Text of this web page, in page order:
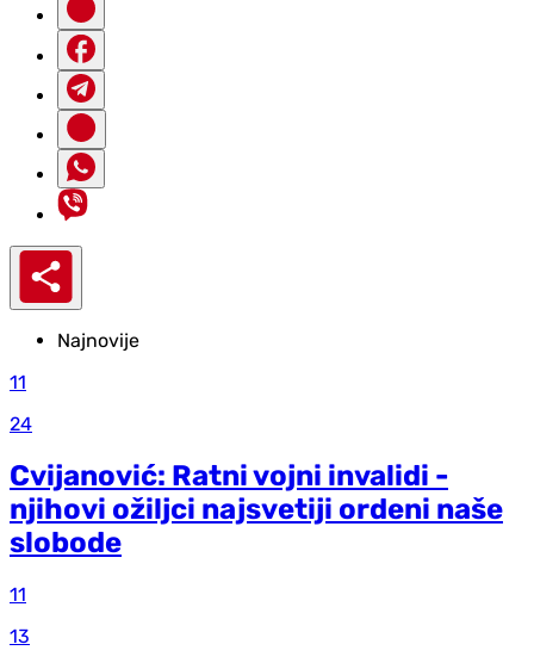
Najnovije
11
24
Cvijanović: Ratni vojni invalidi -
njihovi ožiljci najsvetiji ordeni naše
slobode
11
13